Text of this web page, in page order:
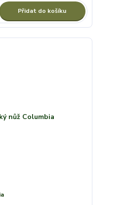
Přidat do košíku